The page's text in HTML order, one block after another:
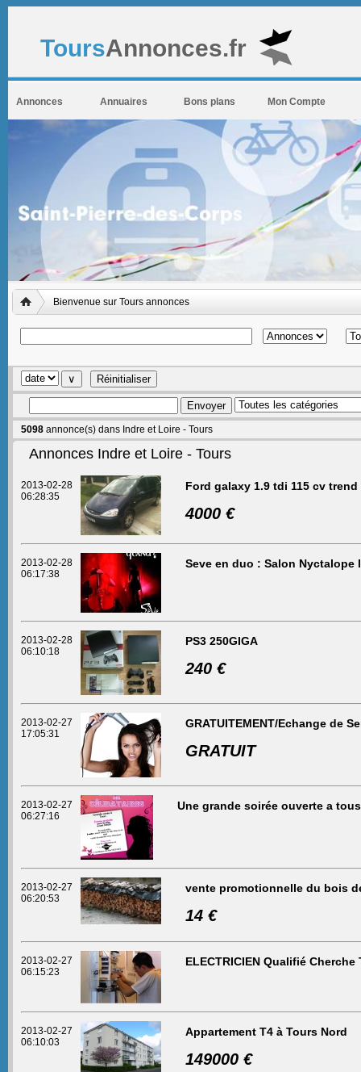
ToursAnnonces.fr
Annonces Annuaires Bons plans Mon Compte
Bienvenue sur Tours annonces
5098 annonce(s) dans Indre et Loire - Tours
Annonces Indre et Loire - Tours
2013-02-28
06:28:35
Ford galaxy 1.9 tdi 115 cv trend
4000 €
2013-02-28
06:17:38
Seve en duo : Salon Nyctalope
2013-02-28
06:10:18
PS3 250GIGA
240 €
2013-02-27
17:05:31
GRATUITEMENT/Echange de
GRATUIT
2013-02-27
06:27:16
Une grande soirée ouverte a tous
2013-02-27
06:20:53
vente promotionnelle du bois
14 €
2013-02-27
06:15:23
ELECTRICIEN Qualifié Cherche
2013-02-27
06:10:03
Appartement T4 à Tours Nord
149000 €